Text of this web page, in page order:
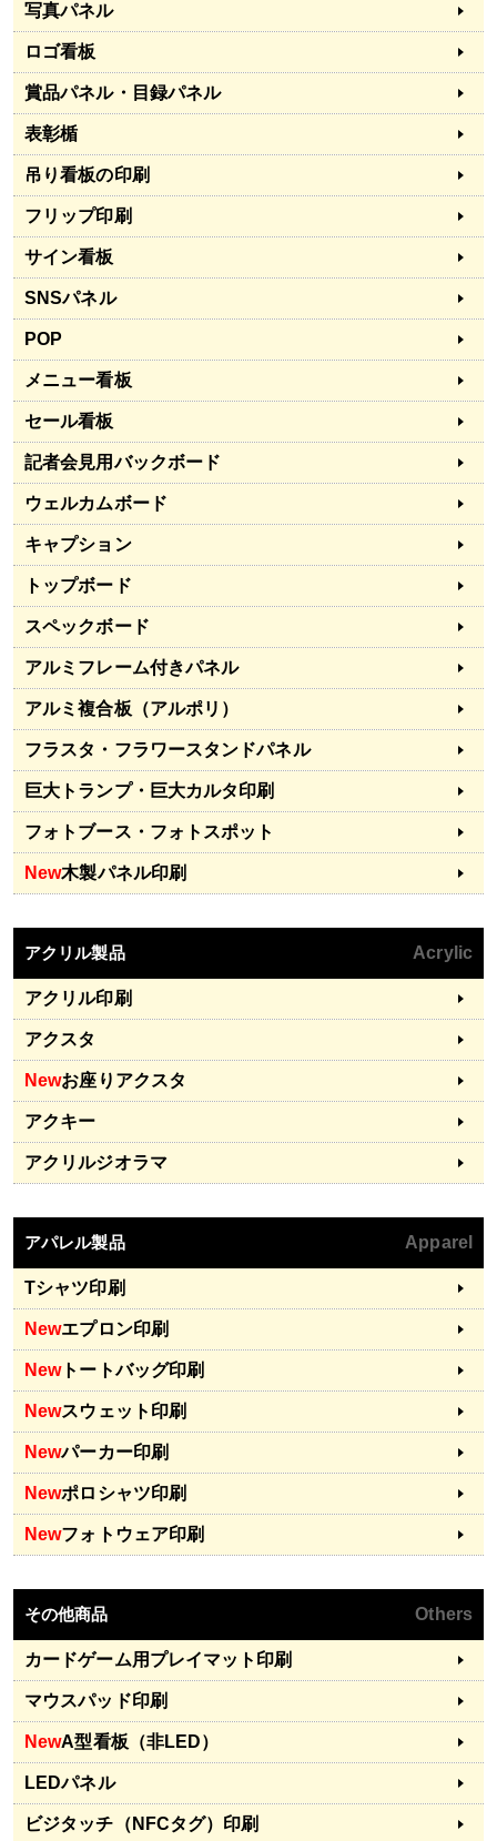
写真パネル
ロゴ看板
賞品パネル・目録パネル
表彰楯
吊り看板の印刷
フリップ印刷
サイン看板
SNSパネル
POP
メニュー看板
セール看板
記者会見用バックボード
ウェルカムボード
キャプション
トップボード
スペックボード
アルミフレーム付きパネル
アルミ複合板（アルポリ）
フラスタ・フラワースタンドパネル
巨大トランプ・巨大カルタ印刷
フォトブース・フォトスポット
New木製パネル印刷
アクリル製品 Acrylic
アクリル印刷
アクスタ
Newお座りアクスタ
アクキー
アクリルジオラマ
アパレル製品 Apparel
Tシャツ印刷
Newエプロン印刷
Newトートバッグ印刷
Newスウェット印刷
Newパーカー印刷
Newポロシャツ印刷
Newフォトウェア印刷
その他商品 Others
カードゲーム用プレイマット印刷
マウスパッド印刷
NewA型看板（非LED）
LEDパネル
ビジタッチ（NFCタグ）印刷